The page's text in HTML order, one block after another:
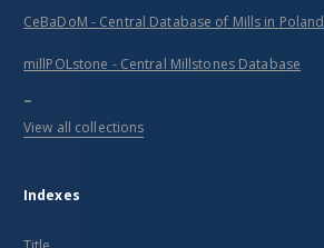
CeBaDoM - Central Database of Mills in Poland
millPOLstone - Central Millstones Database
...
View all collections
Indexes